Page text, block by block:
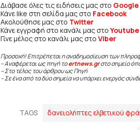
Διάβασε όλες τις ειδήσεις μας στο Google
Κάνε like στη σελίδα μας στο Facebook
Ακολούθησε μας στο Twitter
Κάνε εγγραφή στο κανάλι μας στοYoutube
Γίνε μέλος στο κανάλι μας στο Viber
Προσοχή! Επιτρέπεται η αναδημοσίευση των
– Αναφέρεται ως πηγή τοertnews.gr στο σημείο
– Στο τέλος του άρθρου ως Πηγή
– Σε ένα από τα δύο σημεία να υπάρχει ενεργός
TAGS δανειολήπτες ελβετικού